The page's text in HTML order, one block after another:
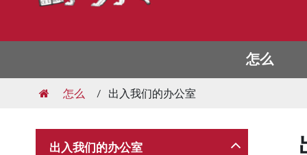
怎么
Tu
sei
怎么 出入我们的办公室
Navigazione
出入我们的办公室